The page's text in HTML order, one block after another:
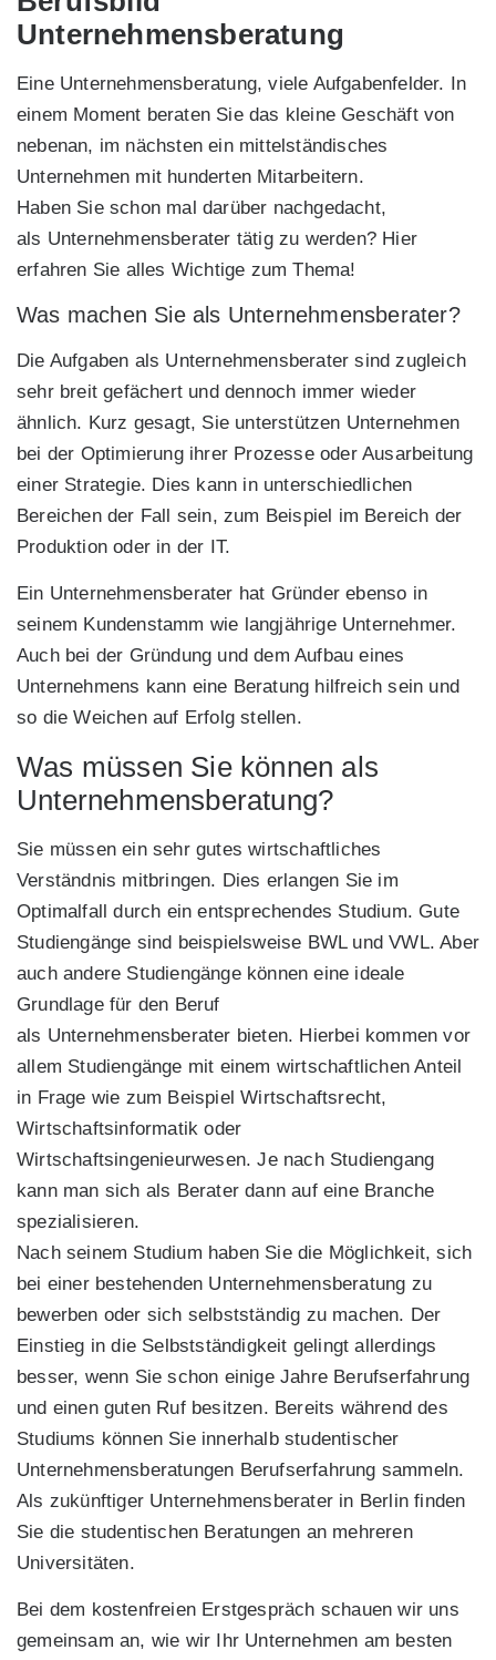
Unternehmensberatung
Eine Unternehmensberatung, viele Aufgabenfelder. In
einem Moment beraten Sie das kleine Geschäft von
nebenan, im nächsten ein mittelständisches
Unternehmen mit hunderten Mitarbeitern.
Haben Sie schon mal darüber nachgedacht,
als Unternehmensberater tätig zu werden? Hier
erfahren Sie alles Wichtige zum Thema!
Was machen Sie als Unternehmensberater?
Die Aufgaben als Unternehmensberater sind zugleich
sehr breit gefächert und dennoch immer wieder
ähnlich. Kurz gesagt, Sie unterstützen Unternehmen
bei der Optimierung ihrer Prozesse oder Ausarbeitung
einer Strategie. Dies kann in unterschiedlichen
Bereichen der Fall sein, zum Beispiel im Bereich der
Produktion oder in der IT.
Ein Unternehmensberater hat Gründer ebenso in
seinem Kundenstamm wie langjährige Unternehmer.
Auch bei der Gründung und dem Aufbau eines
Unternehmens kann eine Beratung hilfreich sein und
so die Weichen auf Erfolg stellen.
Was müssen Sie können als
Unternehmensberatung?
Sie müssen ein sehr gutes wirtschaftliches
Verständnis mitbringen. Dies erlangen Sie im
Optimalfall durch ein entsprechendes Studium. Gute
Studiengänge sind beispielsweise BWL und VWL. Aber
auch andere Studiengänge können eine ideale
Grundlage für den Beruf
als Unternehmensberater bieten. Hierbei kommen vor
allem Studiengänge mit einem wirtschaftlichen Anteil
in Frage wie zum Beispiel Wirtschaftsrecht,
Wirtschaftsinformatik oder
Wirtschaftsingenieurwesen. Je nach Studiengang
kann man sich als Berater dann auf eine Branche
spezialisieren.
Nach seinem Studium haben Sie die Möglichkeit, sich
bei einer bestehenden Unternehmensberatung zu
bewerben oder sich selbstständig zu machen. Der
Einstieg in die Selbstständigkeit gelingt allerdings
besser, wenn Sie schon einige Jahre Berufserfahrung
und einen guten Ruf besitzen. Bereits während des
Studiums können Sie innerhalb studentischer
Unternehmensberatungen Berufserfahrung sammeln.
Als zukünftiger Unternehmensberater in Berlin finden
Sie die studentischen Beratungen an mehreren
Universitäten.
Bei dem kostenfreien Erstgespräch schauen wir uns
gemeinsam an, wie wir Ihr Unternehmen am besten